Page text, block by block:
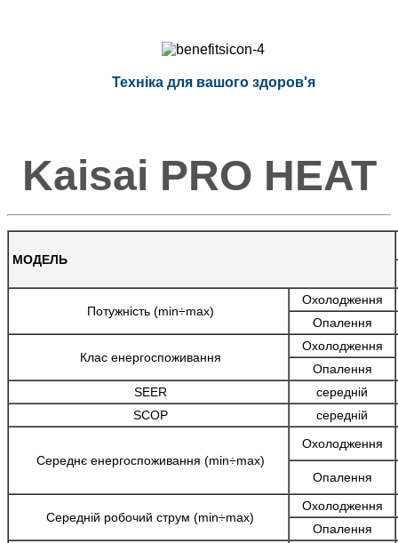
Техніка для вашого здоров'я
Kaisai PRO HEAT
МОДЕЛЬ
Потужність (min÷max)
Охолодження
Опалення
Клас енергоспоживання
Охолодження
Опалення
SEER
середній
SCOP
середній
Середнє енергоспоживання (min÷max)
Охолодження
Опалення
Середній робочий струм (min÷max)
Охолодження
Опалення